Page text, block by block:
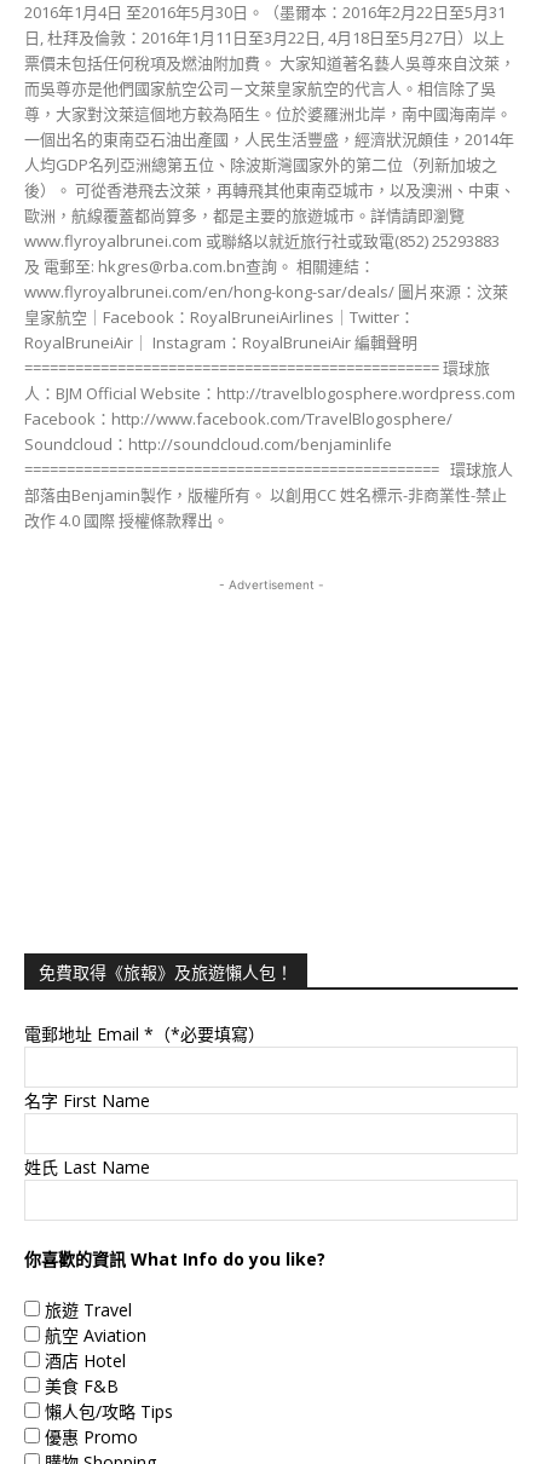
2016年1月4日 至2016年5月30日。（墨爾本：2016年2月22日至5月31
日, 杜拜及倫敦：2016年1月11日至3月22日, 4月18日至5月27日）以上
票價未包括任何稅項及燃油附加費。 大家知道著名藝人吳尊來自汶萊，
而吳尊亦是他們國家航空公司－文萊皇家航空的代言人。相信除了吳
尊，大家對汶萊這個地方較為陌生。位於婆羅洲北岸，南中國海南岸。
一個出名的東南亞石油出產國，人民生活豐盛，經濟狀況頗佳，2014年
人均GDP名列亞洲總第五位、除波斯灣國家外的第二位（列新加坡之
後）。 可從香港飛去汶萊，再轉飛其他東南亞城市，以及澳洲、中東、
歐洲，航線覆蓋都尚算多，都是主要的旅遊城市。詳情請即瀏覽
www.flyroyalbrunei.com 或聯絡以就近旅行社或致電(852) 25293883
及 電郵至: hkgres@rba.com.bn查詢。 相關連結：
www.flyroyalbrunei.com/en/hong-kong-sar/deals/ 圖片來源：汶萊
皇家航空｜Facebook：RoyalBruneiAirlines｜Twitter：
RoyalBruneiAir｜ Instagram：RoyalBruneiAir 編輯聲明
================================================= 環球旅
人：BJM Official Website：http://travelblogosphere.wordpress.com
Facebook：http://www.facebook.com/TravelBlogosphere/
Soundcloud：http://soundcloud.com/benjaminlife
================================================= 環球旅人
部落由Benjamin製作，版權所有。 以創用CC 姓名標示-非商業性-禁止
改作 4.0 國際 授權條款釋出。
- Advertisement -
免費取得《旅報》及旅遊懶人包！
電郵地址 Email *（*必要填寫）
名字 First Name
姓氏 Last Name
你喜歡的資訊 What Info do you like?
旅遊 Travel
航空 Aviation
酒店 Hotel
美食 F&B
懶人包/攻略 Tips
優惠 Promo